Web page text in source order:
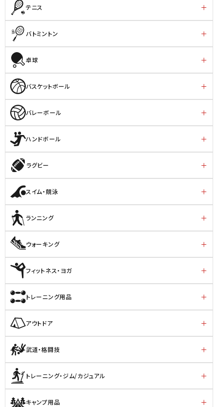
テニス
バトミントン
卓球
バスケットボール
バレーボール
ハンドボール
ラグビー
スイム・競泳
ランニング
ウォーキング
フィットネス・ヨガ
トレーニング用品
アウトドア
武道・格闘技
トレーニング・ジム/カジュアル
キャンプ用品